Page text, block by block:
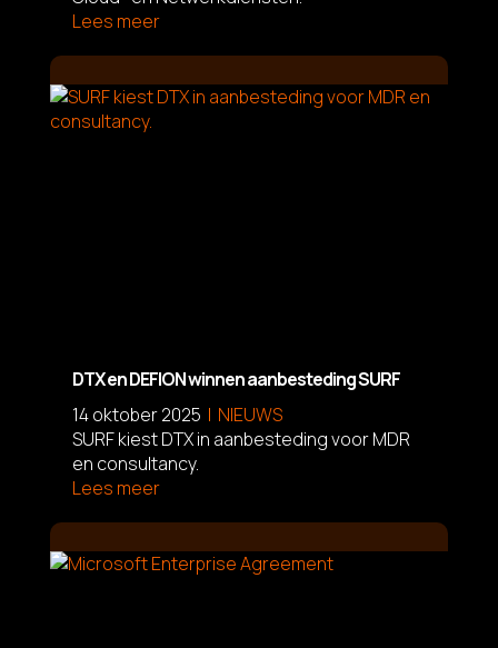
Lees meer
L
DTX en DEFION winnen aanbesteding SURF
14 oktober 2025
NIEUWS
SURF kiest DTX in aanbesteding voor MDR
en consultancy.
Lees meer
L